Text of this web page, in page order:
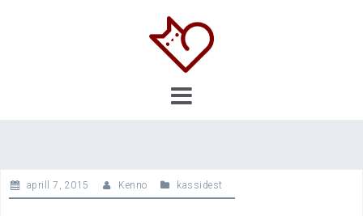
aprill 7, 2015 Kenno kassidest